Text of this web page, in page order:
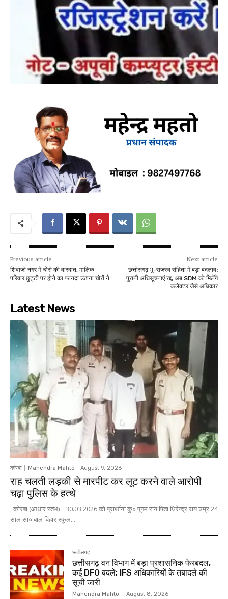
Previous article
शिवाजी नगर में चोरी की वारदात, मालिक
परिवार छुट्टी पर होने का फायदा उठाया चोरों ने
Next article
छत्तीसगढ़ भू-राजस्व संहिता में बड़ा बदलाव:
पुरानी अधिसूचनाएं रद्द, अब SDM को मिलेंगे
कलेक्टर जैसे अधिकार
Latest News
कोरबा Mahendra Mahto - August 9, 2026
राह चलती लड़की से मारपीट कर लूट करने वाले आरोपी
चढ़ा पुलिस के हत्थे
कोरबा,(आधार स्तंभ) : 30.03.2026 को प्रार्थीया कु० पूनम राय पिता धिरेन्द्र राय उम्र 24
साल सा० बाल विहार स्कुल...
छत्तीसगढ़
छत्तीसगढ़ वन विभाग में बड़ा प्रशासनिक फेरबदल,
कई DFO बदले; IFS अधिकारियों के तबादले की
सूची जारी
Mahendra Mahto - August 8, 2026